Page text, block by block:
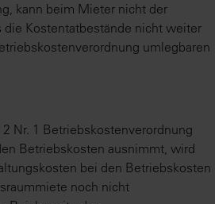
kann beim Mieter nicht der
die Kostentatbestände nicht weiter
umlegbaren
Nr. 1 Betriebskostenverordnung
Betriebskosten ausnimmt, wird
bei den Betriebskosten
noch nicht